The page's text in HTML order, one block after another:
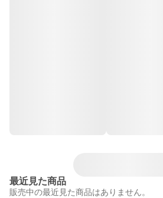
最近見た商品
販売中の最近見た商品はありません。